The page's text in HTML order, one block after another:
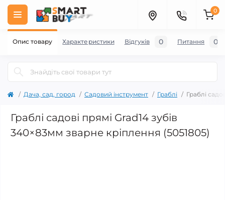
0
Дача, сад, город Садовий інструмент Граблі Граблі
Граблі садові прямі Grad14 зубів
340×83мм зварне кріплення (5051805)
Опис товару Характеристики Відгуків 0 Питання 0